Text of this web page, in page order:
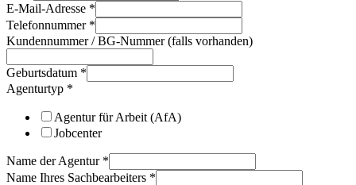
E-Mail-Adresse *
Telefonnummer *
Kundennummer / BG-Nummer (falls vorhanden)
Geburtsdatum *
Agenturtyp *
Agentur für Arbeit (AfA)
Jobcenter
Name der Agentur *
Name Ihres Sachbearbeiters *